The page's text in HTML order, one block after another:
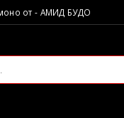
от - АМИД БУДО